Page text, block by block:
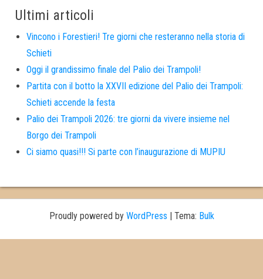
Ultimi articoli
Vincono i Forestieri! Tre giorni che resteranno nella storia di
Schieti
Oggi il grandissimo finale del Palio dei Trampoli!
Partita con il botto la XXVII edizione del Palio dei Trampoli:
Schieti accende la festa
Palio dei Trampoli 2026: tre giorni da vivere insieme nel
Borgo dei Trampoli
Ci siamo quasi!!! Si parte con l’inaugurazione di MUPIU
Proudly powered by WordPress | Tema: Bulk